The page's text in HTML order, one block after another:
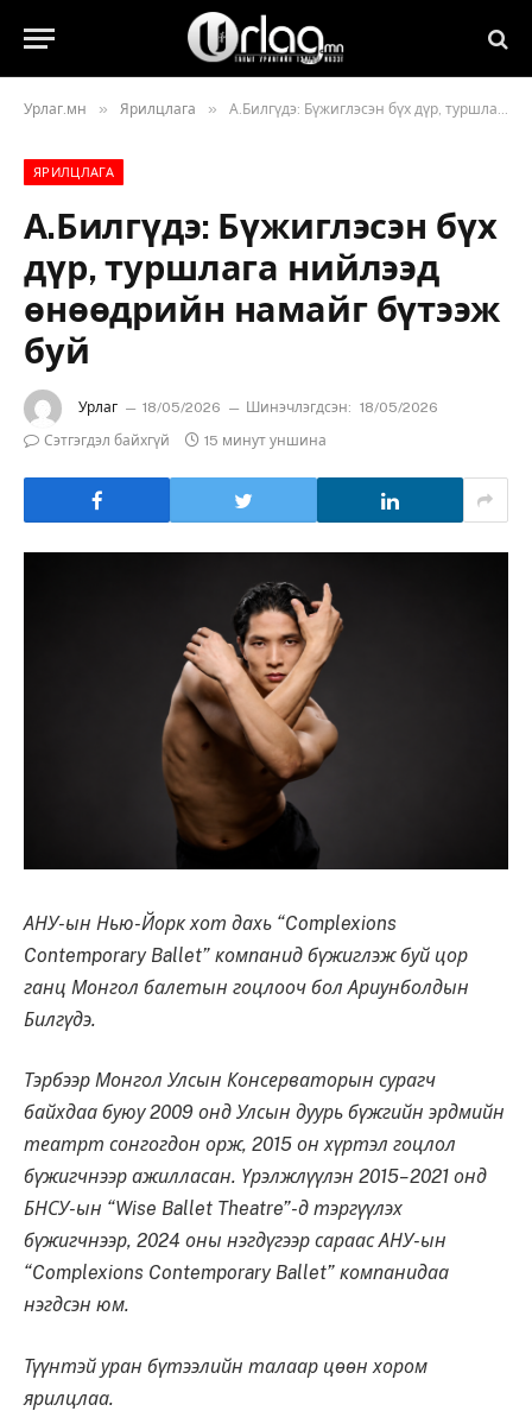
Урлаг.мн » Ярилцлага » А.Билгүдэ: Бүжиглэсэн бүх дүр, туршлага нийлээд өнөөдрийн намайг бүтээж буй
ЯРИЛЦЛАГА
А.Билгүдэ: Бүжиглэсэн бүх
дүр, туршлага нийлээд
өнөөдрийн намайг бүтээж
буй
Урлаг 18/05/2026 Шинэчлэгдсэн: 18/05/2026
Сэтгэгдэл байхгүй
15 минут уншина
АНУ-ын Нью-Йорк хот дахь “Complexions
Contemporary Ballet” компанид бүжиглэж буй цор
ганц Монгол балетын гоцлооч бол Ариунболдын
Билгүдэ.
Тэрбээр Монгол Улсын Консерваторын сурагч
байхдаа буюу 2009 онд Улсын дуурь бүжгийн эрдмийн
театрт сонгогдон орж, 2015 он хүртэл гоцлол
бүжигчнээр ажилласан. Үрэлжлүүлэн 2015–2021 онд
БНСУ-ын “Wise Ballet Theatre”-д тэргүүлэх
бүжигчнээр, 2024 оны нэгдүгээр сараас АНУ-ын
“Complexions Contemporary Ballet” компанидаа
нэгдсэн юм.
Түүнтэй уран бүтээлийн талаар цөөн хором
ярилцлаа.